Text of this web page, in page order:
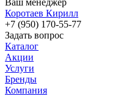
Коротаев Кирилл
+7 (950) 170-55-77
Задать вопрос
Каталог
Акции
Услуги
Бренды
Компания